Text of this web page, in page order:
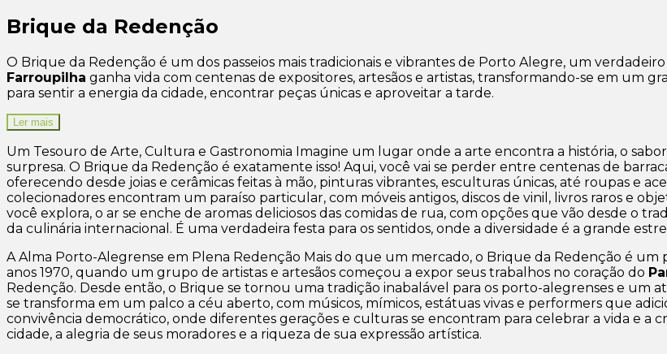
Brique da Redenção
O Brique da Redenção é um dos passeios mais tradicionais e vibrantes de Porto Alegre, um
Farroupilha ganha vida com centenas de expositores, artesãos e artistas, transformando-se em um
para sentir a energia da cidade, encontrar peças únicas e aproveitar a tarde.
Ler mais
Um Tesouro de Arte, Cultura e Gastronomia Imagine um lugar onde a arte encontra a história, o
surpresa. O Brique da Redenção é exatamente isso! Aqui, você vai se perder entre centenas de
oferecendo desde joias e cerâmicas feitas à mão, pinturas vibrantes, esculturas únicas, até roupas e
colecionadores encontram um paraíso particular, com móveis antigos, discos de vinil, livros raros e
você explora, o ar se enche de aromas deliciosos das comidas de rua, com opções que vão desde o
da culinária internacional. É uma verdadeira festa para os sentidos, onde a diversidade é a grande
A Alma Porto-Alegrense em Plena Redenção Mais do que um mercado, o Brique da Redenção é
anos 1970, quando um grupo de artistas e artesãos começou a expor seus trabalhos no coração do
Redenção. Desde então, o Brique se tornou uma tradição inabalável para os porto-alegrenses e um
se transforma em um palco a céu aberto, com músicos, mímicos, estátuas vivas e performers que
convivência democrático, onde diferentes gerações e culturas se encontram para celebrar a vida e a
cidade, a alegria de seus moradores e a riqueza de sua expressão artística.